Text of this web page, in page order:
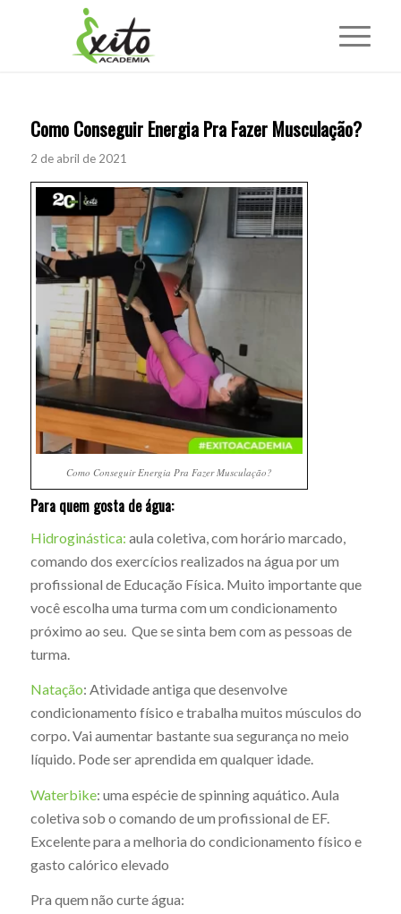
Como Conseguir Energia Pra Fazer Musculação?
2 de abril de 2021
Como Conseguir Energia Pra Fazer Musculação?
Para quem gosta de água:
Hidroginástica: aula coletiva, com horário marcado,
comando dos exercícios realizados na água por um
profissional de Educação Física. Muito importante que
você escolha uma turma com um condicionamento
próximo ao seu. Que se sinta bem com as pessoas de
turma.
Natação: Atividade antiga que desenvolve
condicionamento físico e trabalha muitos músculos do
corpo. Vai aumentar bastante sua segurança no meio
líquido. Pode ser aprendida em qualquer idade.
Waterbike: uma espécie de spinning aquático. Aula
coletiva sob o comando de um profissional de EF.
Excelente para a melhoria do condicionamento físico e
gasto calórico elevado
Pra quem não curte água: